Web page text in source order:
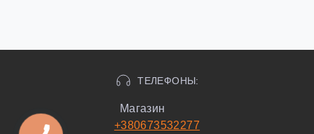
ТЕЛЕФОНЫ:
Магазин
+380673532277